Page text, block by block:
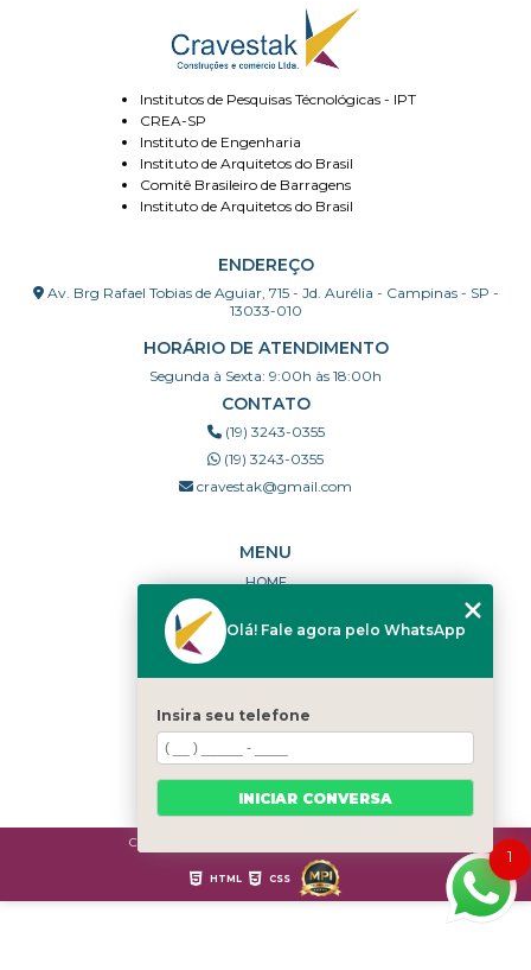
Institutos de Pesquisas Técnológicas - IPT
CREA-SP
Instituto de Engenharia
Instituto de Arquitetos do Brasil
Comitê Brasileiro de Barragens
Instituto de Arquitetos do Brasil
ENDEREÇO
Av. Brg Rafael Tobias de Aguiar, 715 - Jd. Aurélia - Campinas - SP -
13033-010
HORÁRIO DE ATENDIMENTO
Segunda à Sexta: 9:00h às 18:00h
CONTATO
(19) 3243-0355
(19) 3243-0355
cravestak@gmail.com
MENU
HOME
PORTFÓLIO
DÚVIDAS FREQUENTES
CATEGORIAS
MAPA DO SITE
Copyright © Cravestak. (Lei 9610 de 19/02/1998)
HTML CSS
1
Olá! Fale agora pelo WhatsApp
Insira seu telefone
INICIAR CONVERSA